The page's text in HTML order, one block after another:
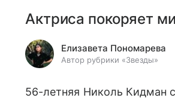
Актриса покоряет
Елизавета Пономарева
Автор рубрики «Звезды»
56-летняя Николь Кидман